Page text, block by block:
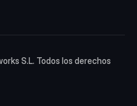
S.L. Todos los derechos